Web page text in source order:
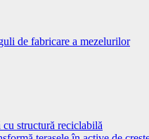
de fabricare a mezelurilor
structură reciclabilă